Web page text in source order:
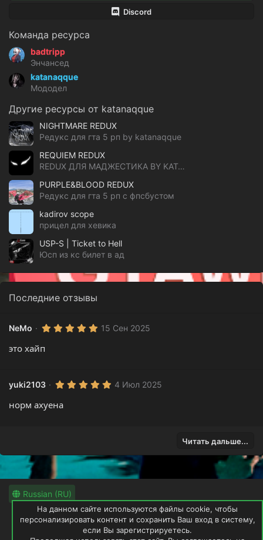
Discord
Команда ресурса
badtripp
Энчансед
katanaqque
Мододел
Другие ресурсы от katanaqque
NIGHTMARE REDUX
Редукс для гта 5 рп by katanaqque
REQUIEM REDUX
REDUX ДЛЯ МАДЖЕСТИКА BY KATANAQQUE
PURPLE&BLOOD REDUX
Редукс для гта 5 рп с фпсбустом
kadirov scope
прицел для хевика
USP-S | Ticket to Hell
Юсп из кс билет в ад
Последние отзывы
NeMo
5
з
15 Сен 2025
это хайп
yuki2103
54 Июл 2025
норм ахуена
Читать дальше...
Russian (RU)
Обратная связь
Условия и правила
Политика конфиденциальности
Помощь
На данном сайте используются файлы cookie, чтобы
персонализировать контент и сохранить Ваш вход в систему,
если Вы зарегистрируетесь.